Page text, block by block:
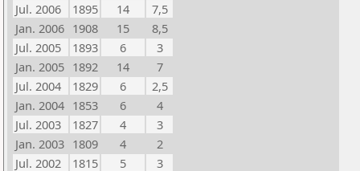
Jul. 2006
1895 14
7,5
Jan. 2006 1908 15
8,5
Jul. 2005
1893 6
3
Jan. 2005 1892 14
7
Jul. 2004
1829 6
2,5
Jan. 2004 1853 6
4
Jul. 2003
1827 4
3
Jan. 2003 1809 4
2
Jul. 2002
1815 5
3